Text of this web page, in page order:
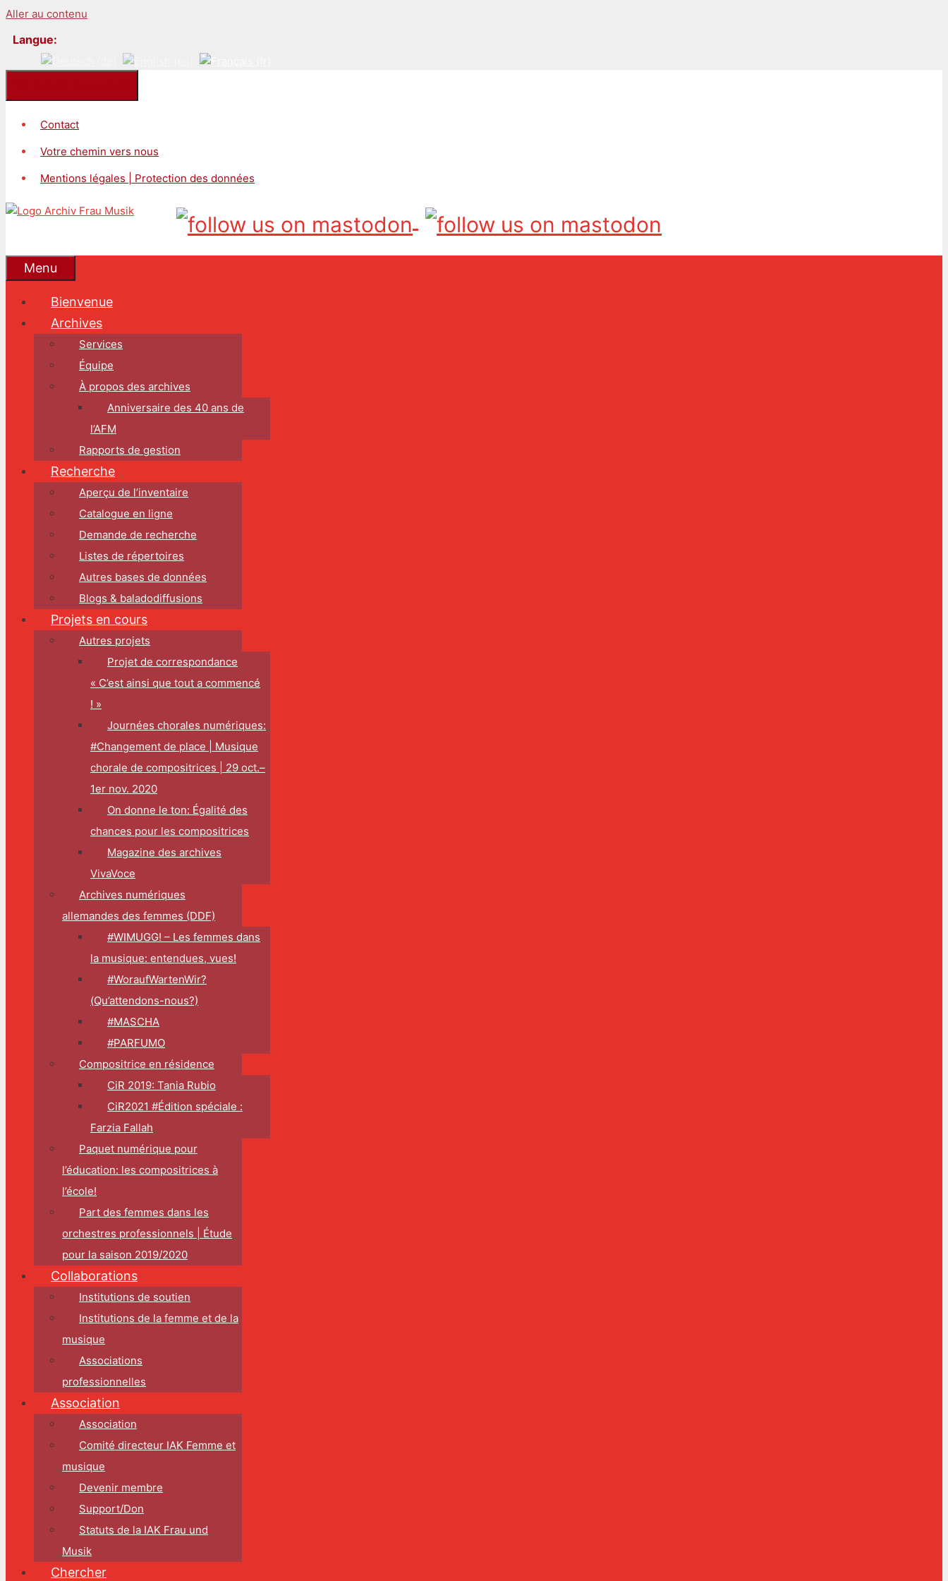
Aller au contenu
Langue:
Contact
Votre chemin vers nous
Mentions légales | Protection des données
Menu
Bienvenue
Archives
Services
Équipe
À propos des archives
Anniversaire des 40 ans de
l’AFM
Rapports de gestion
Recherche
Aperçu de l’inventaire
Catalogue en ligne
Demande de recherche
Listes de répertoires
Autres bases de données
Blogs & baladodiffusions
Projets en cours
Autres projets
Projet de correspondance
« C’est ainsi que tout a commencé
! »
Journées chorales numériques:
#Changement de place | Musique
chorale de compositrices | 29 oct.–
1er nov. 2020
On donne le ton: Égalité des
chances pour les compositrices
Magazine des archives
VivaVoce
Archives numériques
allemandes des femmes (DDF)
#WIMUGG! – Les femmes dans
la musique: entendues, vues!
#WoraufWartenWir?
(Qu’attendons-nous?)
#MASCHA
#PARFUMO
Compositrice en résidence
CiR 2019: Tania Rubio
CiR2021 #Édition spéciale :
Farzia Fallah
Paquet numérique pour
l’éducation: les compositrices à
l’école!
Part des femmes dans les
orchestres professionnels | Étude
pour la saison 2019/2020
Collaborations
Institutions de soutien
Institutions de la femme et de la
musique
Associations
professionnelles
Association
Association
Comité directeur IAK Femme et
musique
Devenir membre
Support/Don
Statuts de la IAK Frau und
Musik
Chercher